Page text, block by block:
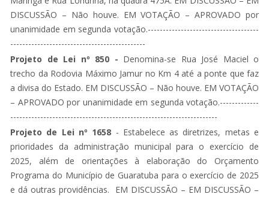
DISCUSSÃO – Não houve. EM VOTAÇÃO – APROVADO por
unanimidade em segunda votação.-------------------------------------
---------------------------------------------
Projeto de Lei nº 850 - Denomina-se Rua José Maciel o
trecho da Rodovia Máximo Jamur no Km 4 até a ponte que faz
a divisa do Estado. EM DISCUSSÃO – Não houve. EM VOTAÇÃO
– APROVADO por unanimidade em segunda votação.-------------
---------------------------------------------------------------------
Projeto de Lei nº 1658 - Estabelece as diretrizes, metas e
prioridades da administração municipal para o exercício de
2025, além de orientações à elaboração do Orçamento
Programa do Município de Guaratuba para o exercício de 2025
e dá outras providências. EM DISCUSSÃO – EM DISCUSSÃO –